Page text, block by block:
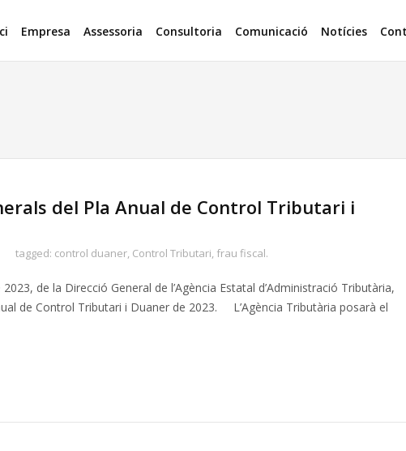
Empresa Assessoria Consultoria Comunicació Notícies
del Pla Anual de Control Tributari i
tagged: control duaner, Control Tributari, frau fiscal.
de la Direcció General de l’Agència Estatal d’Administració Tributària,
de Control Tributari i Duaner de 2023. L’Agència Tributària posarà el